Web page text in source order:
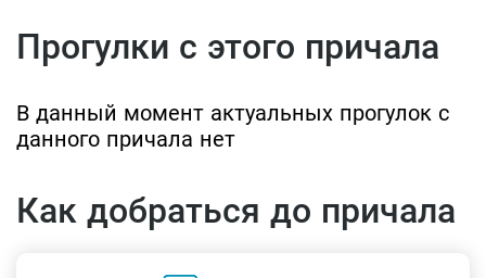
Прогулки с этого причала
В данный момент актуальных прогулок с
данного причала нет
Как добраться до причала